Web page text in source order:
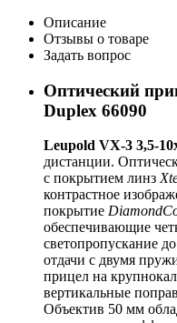
Описание
Отзывы о товаре
Задать вопрос
Оптический
Duplex 66090
Leupold VX-3 3,5-
дистанции.
с покрытием линз
контрастное
покрытие
обеспечивающие
светопропускание
отдачи с двумя
прицел на
вертикальные
Объектив 50 мм